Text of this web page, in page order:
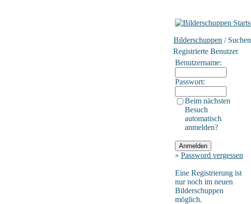
Bilderschuppen / Suchen
Registrierte Benutzer
Benutzername:
Passwort:
Beim nächsten
Besuch
automatisch
anmelden?
» Password vergessen
Eine Registrierung ist
nur noch im neuen
Bilderschuppen
möglich.